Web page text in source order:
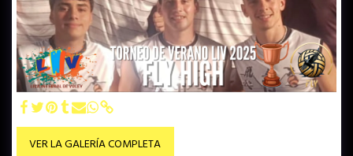
VER LA GALERÍA COMPLETA